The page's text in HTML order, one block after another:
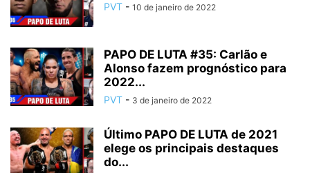
PVT - 10 de janeiro de 2022
PAPO DE LUTA #35: Carlão e
Alonso fazem prognóstico para
2022...
PVT - 3 de janeiro de 2022
Último PAPO DE LUTA de 2021
elege os principais destaques
do...